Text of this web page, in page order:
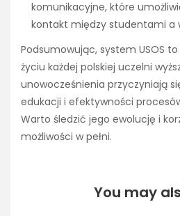
komunikacyjne, które
kontakt między studentami a
Podsumowując, system USOS
życiu każdej polskiej uczelni
unowocześnienia przyczyniają
edukacji i efektywności
Warto śledzić jego ewolucję i
możliwości w pełni.
You may